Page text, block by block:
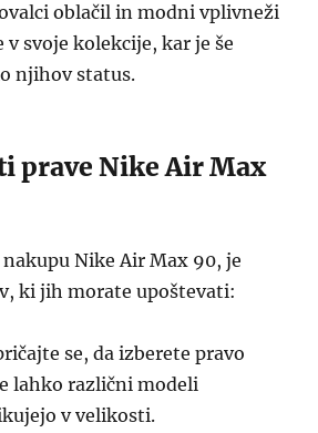
oblačil in modni vplivneži
svoje kolekcije, kar je še
njihov status.
prave Nike Air Max
Nike Air Max 90, je
ki jih morate upoštevati:
se, da izberete pravo
lahko različni modeli
v velikosti.